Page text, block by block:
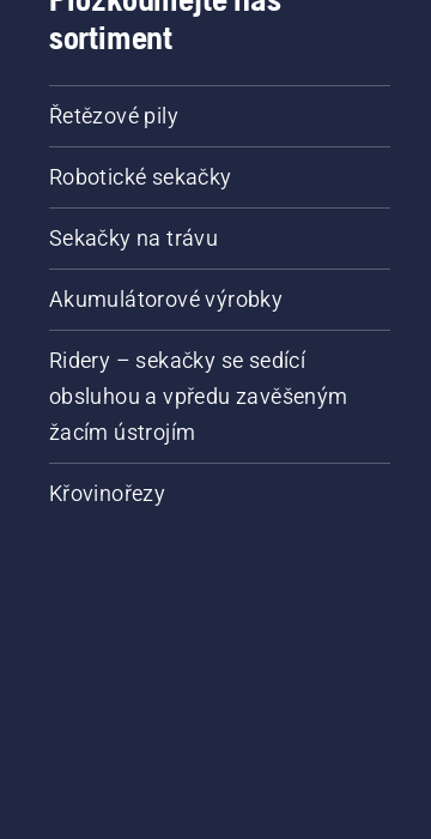
sortiment
Řetězové pily
Robotické sekačky
Sekačky na trávu
Akumulátorové výrobky
Ridery – sekačky se sedící
obsluhou a vpředu zavěšeným
žacím ústrojím
Křovinořezy